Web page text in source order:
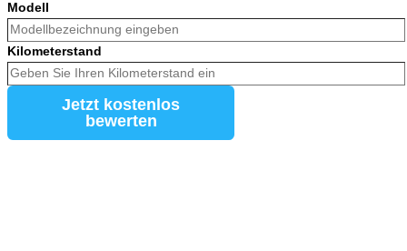
Modell
Kilometerstand
Jetzt kostenlos
bewerten